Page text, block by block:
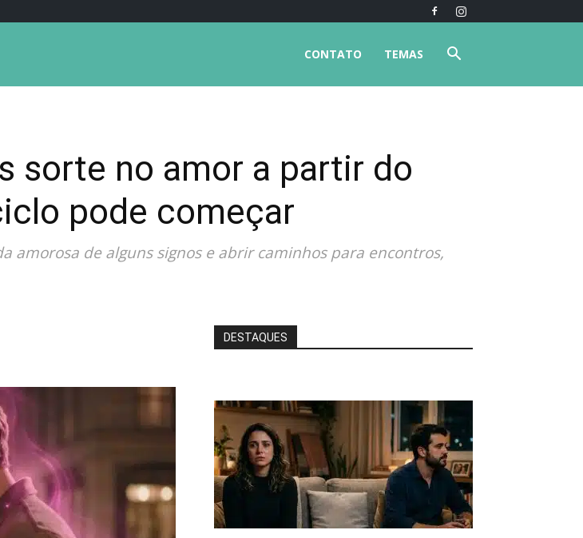
TEMAS
CONTATO
sorte no amor a partir do
pode começar
amorosa de alguns signos e abrir caminhos para encontros,
DESTAQUES